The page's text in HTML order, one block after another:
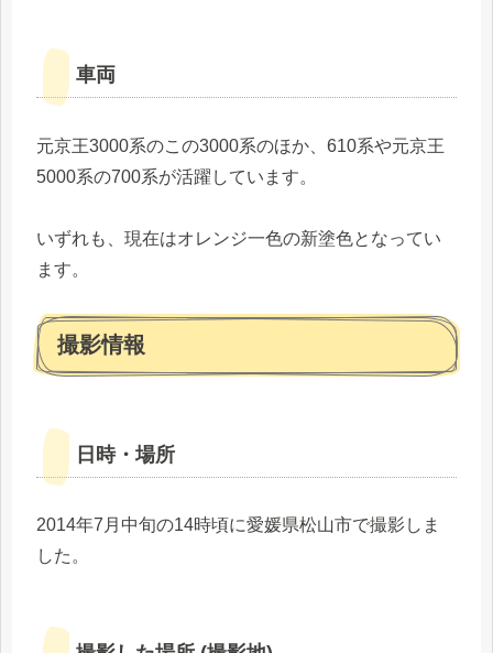
車両
元京王3000系のこの3000系のほか、610系や元京王
5000系の700系が活躍しています。
いずれも、現在はオレンジ一色の新塗色となってい
ます。
撮影情報
日時・場所
2014年7月中旬の14時頃に愛媛県松山市で撮影しま
した。